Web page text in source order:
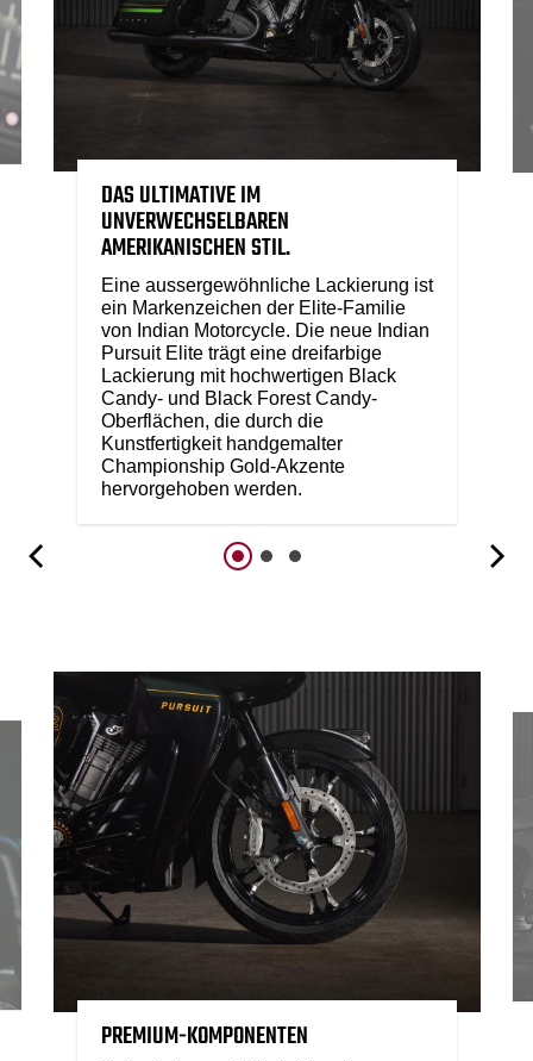
DAS ULTIMATIVE IM
UNVERWECHSELBAREN
AMERIKANISCHEN STIL.
Eine aussergewöhnliche Lackierung ist
ein Markenzeichen der Elite-Familie
von Indian Motorcycle. Die neue Indian
Pursuit Elite trägt eine dreifarbige
Lackierung mit hochwertigen Black
Candy- und Black Forest Candy-
Oberflächen, die durch die
Kunstfertigkeit handgemalter
Championship Gold-Akzente
hervorgehoben werden.
PREMIUM-KOMPONENTEN